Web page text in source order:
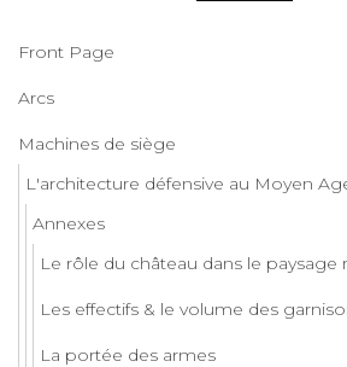
Front Page
Arcs
Machines de siège
L'architecture défensive au Moyen
Annexes
Le rôle du château dans le paysage
Les effectifs & le volume des
La portée des armes